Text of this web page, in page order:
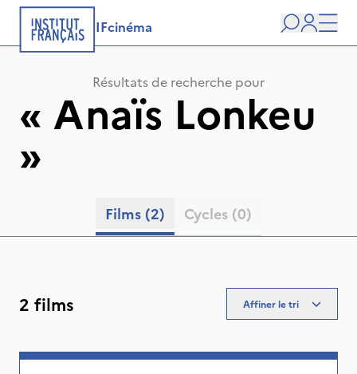
IFcinéma
user
Résultats de recherche pour
« Anaïs Lonkeu
»
Films (2) Cycles (0)
2 films Affiner le tri